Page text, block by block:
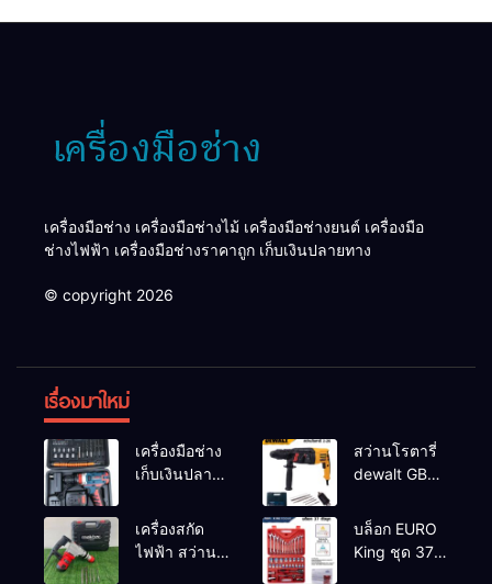
เครื่องมือช่าง เครื่องมือช่างไม้ เครื่องมือช่างยนต์ เครื่องมือ
ช่างไฟฟ้า เครื่องมือช่างราคาถูก เก็บเงินปลายทาง
© copyright 2026
เรื่องมาใหม่
เครื่องมือช่าง
เก็บเงินปลาย
สว่านโรตารี่
dewalt GBH
2-26 DFR ทุ่น
ทองแดงแท้
100%
เครื่องสกัด
ไฟฟ้า สว่าน
บล็อก EURO
King ชุด 37